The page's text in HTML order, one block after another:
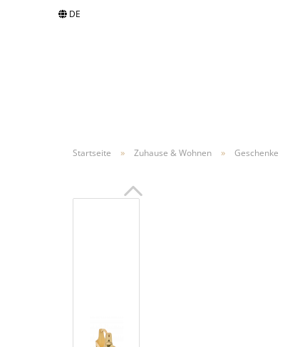
DE
Lieferland
Startseite » Zuhause & Wohnen » Geschenke